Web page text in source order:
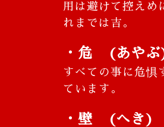
用は避けて控えめ
れまでは吉。
・危 (あやぶ
すべての事に危惧
ています。
・壁 (へき)